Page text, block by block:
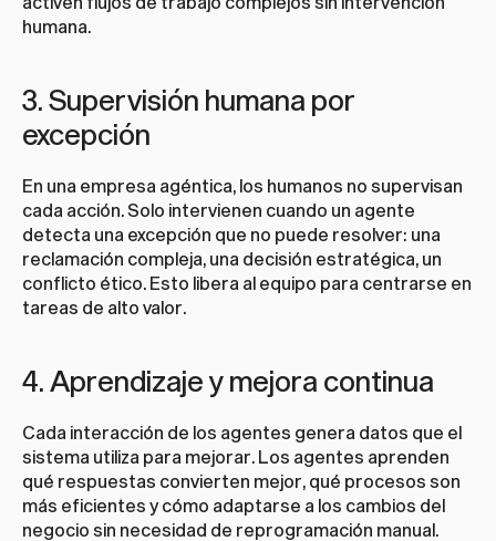
humana.
3. Supervisión humana por
excepción
En una empresa agéntica, los humanos no supervisan
cada acción. Solo intervienen cuando un agente
detecta una excepción que no puede resolver: una
reclamación compleja, una decisión estratégica, un
conflicto ético. Esto libera al equipo para centrarse en
tareas de alto valor.
4. Aprendizaje y mejora continua
Cada interacción de los agentes genera datos que el
sistema utiliza para mejorar. Los agentes aprenden
qué respuestas convierten mejor, qué procesos son
más eficientes y cómo adaptarse a los cambios del
negocio sin necesidad de reprogramación manual.